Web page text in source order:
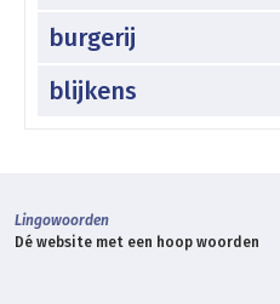
burgerij
blijkens
Lingowoorden
Dé website met een hoop woorden